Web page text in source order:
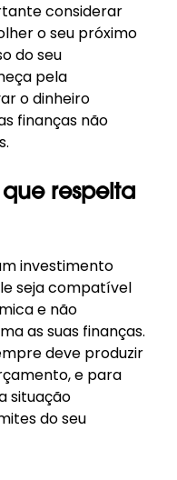
considerar
o seu próximo
do seu
pela
o dinheiro
finanças não
respeita
investimento
seja compatível
e não
as suas finanças.
deve produzir
e para
situação
do seu